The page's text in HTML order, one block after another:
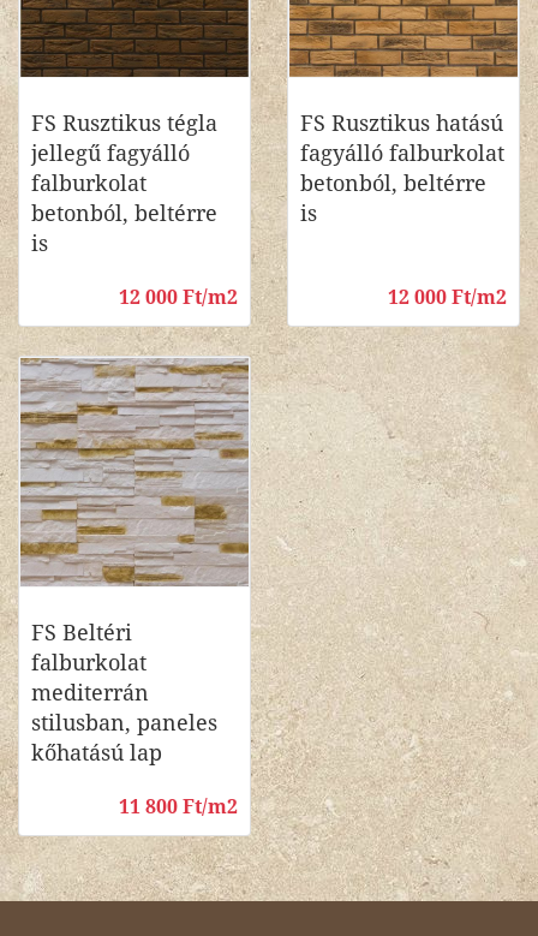
FS Rusztikus tégla
jellegű fagyálló
falburkolat
betonból, beltérre
is
12 000 Ft/m2
FS Rusztikus hatású
fagyálló falburkolat
betonból, beltérre
is
12 000 Ft/m2
FS Beltéri
falburkolat
mediterrán
stilusban, paneles
kőhatású lap
11 800 Ft/m2